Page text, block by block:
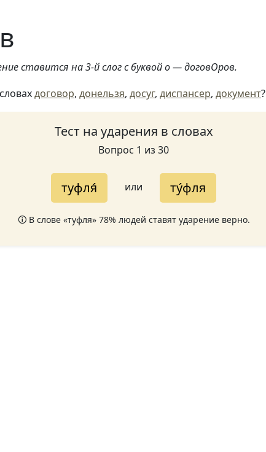
ставится на 3-й слог с буквой о — договОров.
договор, донельзя, досуг, диспансер, документ?
Тест на ударения в словах
Вопрос 1 из 30
туфля́ или ту́фля
🛈 В слове «туфля» 78% людей ставят ударение верно.